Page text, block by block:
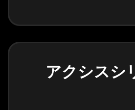
アクシスシ